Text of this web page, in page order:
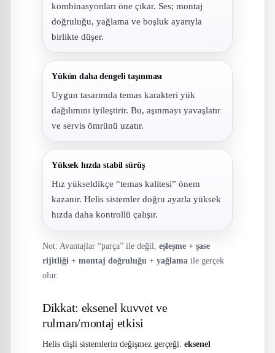
kombinasyonları öne çıkar. Ses; montaj
doğruluğu, yağlama ve boşluk ayarıyla
birlikte düşer.
Yükün daha dengeli taşınması
Uygun tasarımda temas karakteri yük
dağılımını iyileştirir. Bu, aşınmayı yavaşlatır
ve servis ömrünü uzatır.
Yüksek hızda stabil sürüş
Hız yükseldikçe “temas kalitesi” önem
kazanır. Helis sistemler doğru ayarla yüksek
hızda daha kontrollü çalışır.
Not: Avantajlar “parça” ile değil, eşleşme + şase
rijitliği + montaj doğruluğu + yağlama ile gerçek
olur.
Dikkat: eksenel kuvvet ve
rulman/montaj etkisi
Helis dişli sistemlerin değişmez gerçeği: eksenel